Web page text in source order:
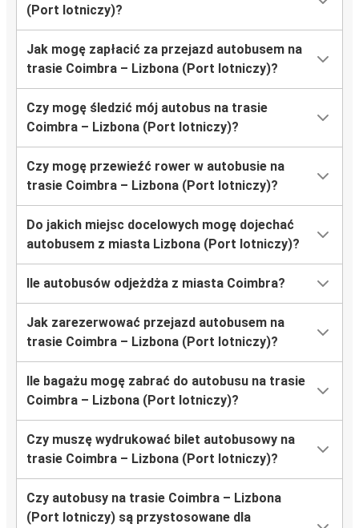
(Port lotniczy)?
Jak mogę zapłacić za przejazd autobusem na
trasie Coimbra – Lizbona (Port lotniczy)?
Czy mogę śledzić mój autobus na trasie
Coimbra – Lizbona (Port lotniczy)?
Czy mogę przewieźć rower w autobusie na
trasie Coimbra – Lizbona (Port lotniczy)?
Do jakich miejsc docelowych mogę dojechać
autobusem z miasta Lizbona (Port lotniczy)?
Ile autobusów odjeżdża z miasta Coimbra?
Jak zarezerwować przejazd autobusem na
trasie Coimbra – Lizbona (Port lotniczy)?
Ile bagażu mogę zabrać do autobusu na trasie
Coimbra – Lizbona (Port lotniczy)?
Czy muszę wydrukować bilet autobusowy na
trasie Coimbra – Lizbona (Port lotniczy)?
Czy autobusy na trasie Coimbra – Lizbona
(Port lotniczy) są przystosowane dla